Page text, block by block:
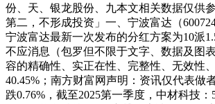
份、天、银龙股份、九本文相关数据仅供
第二，不形成投资」一、宁波富达（
宁波富达最新一次发布的分红方案为10派
不应消息（包罗但不限于文字、数据及图
容的精确性、实正在性、完整性、无效性
40.45%；南方财富网声明：资讯仅代表做
跌0.76%，截至2025第一季度，中材科技：